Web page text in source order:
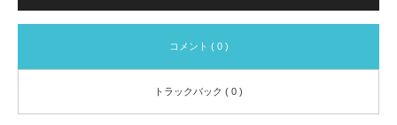
コメント ( 0 )
トラックバック ( 0 )